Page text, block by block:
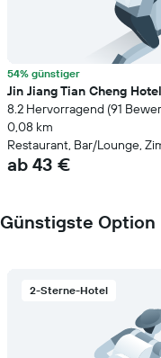
54% günstiger
Jin Jiang Tian Cheng Hotel
8.2 Hervorragend (91
0,08 km
Restaurant, Bar/Lounge,
ab 43 €
Günstigste Option
2-Sterne-Hotel